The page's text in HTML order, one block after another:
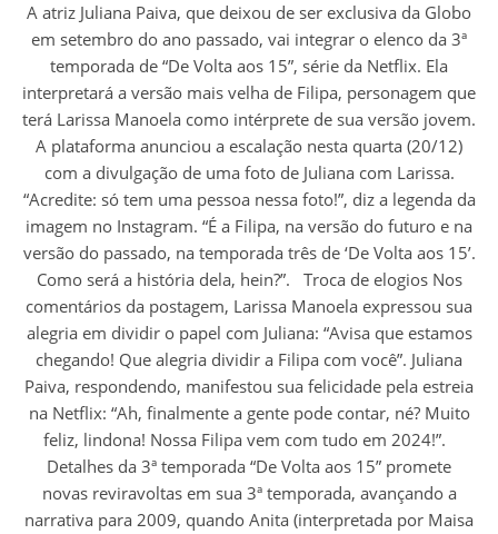
A atriz Juliana Paiva, que deixou de ser exclusiva da Globo
em setembro do ano passado, vai integrar o elenco da 3ª
temporada de “De Volta aos 15”, série da Netflix. Ela
interpretará a versão mais velha de Filipa, personagem que
terá Larissa Manoela como intérprete de sua versão jovem.
A plataforma anunciou a escalação nesta quarta (20/12)
com a divulgação de uma foto de Juliana com Larissa.
“Acredite: só tem uma pessoa nessa foto!”, diz a legenda da
imagem no Instagram. “É a Filipa, na versão do futuro e na
versão do passado, na temporada três de ‘De Volta aos 15’.
Como será a história dela, hein?”. Troca de elogios Nos
comentários da postagem, Larissa Manoela expressou sua
alegria em dividir o papel com Juliana: “Avisa que estamos
chegando! Que alegria dividir a Filipa com você”. Juliana
Paiva, respondendo, manifestou sua felicidade pela estreia
na Netflix: “Ah, finalmente a gente pode contar, né? Muito
feliz, lindona! Nossa Filipa vem com tudo em 2024!”.
Detalhes da 3ª temporada “De Volta aos 15” promete
novas reviravoltas em sua 3ª temporada, avançando a
narrativa para 2009, quando Anita (interpretada por Maisa